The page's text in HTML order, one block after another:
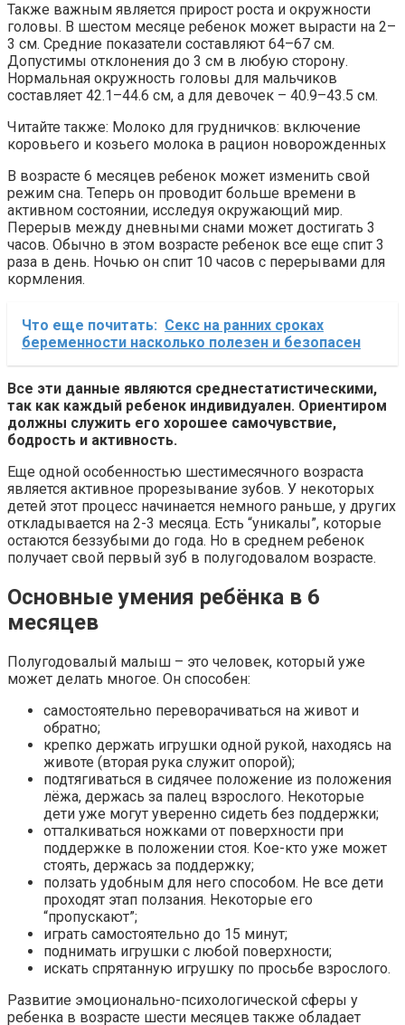
Также важным является прирост роста и окружности
головы. В шестом месяце ребенок может вырасти на 2–
3 см. Средние показатели составляют 64–67 см.
Допустимы отклонения до 3 см в любую сторону.
Нормальная окружность головы для мальчиков
составляет 42.1–44.6 см, а для девочек – 40.9–43.5 см.
Читайте также: Молоко для грудничков: включение
коровьего и козьего молока в рацион новорожденных
В возрасте 6 месяцев ребенок может изменить свой
режим сна. Теперь он проводит больше времени в
активном состоянии, исследуя окружающий мир.
Перерыв между дневными снами может достигать 3
часов. Обычно в этом возрасте ребенок все еще спит 3
раза в день. Ночью он спит 10 часов с перерывами для
кормления.
Что еще почитать: Секс на ранних сроках
беременности насколько полезен и безопасен
Все эти данные являются среднестатистическими,
так как каждый ребенок индивидуален. Ориентиром
должны служить его хорошее самочувствие,
бодрость и активность.
Еще одной особенностью шестимесячного возраста
является активное прорезывание зубов. У некоторых
детей этот процесс начинается немного раньше, у других
откладывается на 2-3 месяца. Есть “уникалы”, которые
остаются беззубыми до года. Но в среднем ребенок
получает свой первый зуб в полугодовалом возрасте.
Основные умения ребёнка в 6
месяцев
Полугодовалый малыш – это человек, который уже
может делать многое. Он способен:
самостоятельно переворачиваться на живот и
обратно;
крепко держать игрушки одной рукой, находясь на
животе (вторая рука служит опорой);
подтягиваться в сидячее положение из положения
лёжа, держась за палец взрослого. Некоторые
дети уже могут уверенно сидеть без поддержки;
отталкиваться ножками от поверхности при
поддержке в положении стоя. Кое-кто уже может
стоять, держась за поддержку;
ползать удобным для него способом. Не все дети
проходят этап ползания. Некоторые его
“пропускают”;
играть самостоятельно до 15 минут;
поднимать игрушки с любой поверхности;
искать спрятанную игрушку по просьбе взрослого.
Развитие эмоционально-психологической сферы у
ребенка в возрасте шести месяцев также обладает